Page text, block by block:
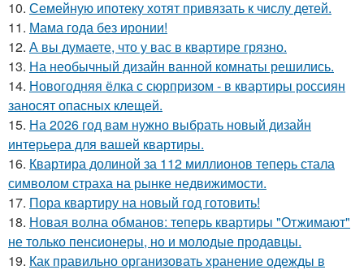
10. Семейную ипотеку хотят привязать к числу детей.
11. Мама года без иронии!
12. А вы думаете, что у вас в квартире грязно.
13. На необычный дизайн ванной комнаты решились.
14. Новогодняя ёлка с сюрпризом - в квартиры россиян
заносят опасных клещей.
15. На 2026 год вам нужно выбрать новый дизайн
интерьера для вашей квартиры.
16. Квартира долиной за 112 миллионов теперь стала
символом страха на рынке недвижимости.
17. Пора квартиру на новый год готовить!
18. Новая волна обманов: теперь квартиры "Отжимают"
не только пенсионеры, но и молодые продавцы.
19. Как правильно организовать хранение одежды в